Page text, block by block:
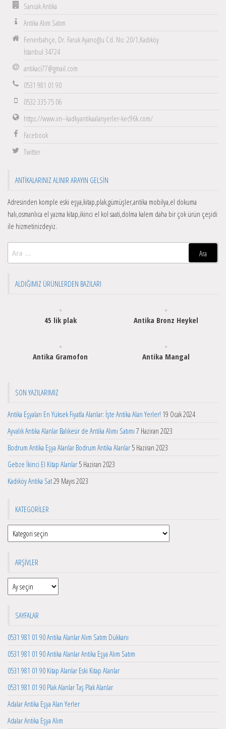
Sancak Antika
Antika Alım Satım
Fenerbahçe, Dr. Faruk Ayanoğlu Cd. No: 20/1,Kadıköy
İstanbul 34724
antikaci77@gmail.com
0531 981 01 90
0532 335 75 06
https://www.xn--kadkyantikaalanyerler-kec96k.com/
Facebook
Twitter
ANTIKALARINIZ ALINIR ARAYIN GELSIN
Adresinden komple eski eşya,kitap,plak,gümüşler,antika mobilya,el dokuma
halı,osmanlıca el yazma kitap,ikinci el kol saati,dolma kalem daha bir çok ürün çeşidi
ile hizmetinizdeyiz.
ALDIĞIMIZ ÜRÜNLERDEN BAZILARI
45 lik plak Antika Bronz Heykel
Antika Gramofon Antika Mangal
SON YAZILARIMIZ
Antika Eşyaları En Yüksek Fiyatla Alanlar: İşte Antika Alan Yerler! 19 Ocak 2024
Ayvalık Antika Alanlar Balıkesir de Antika Alımı Satımı 7 Haziran 2023
Bodrum Antika Eşya Alanlar Bodrum Antika Alanlar 5 Haziran 2023
Gebze İkinci El Kitap Alanlar 5 Haziran 2023
Kadıköy Antika Sat29 Mayıs 2023
KATEGORILER
Kategoriler
ARŞIVLER
Arşivler
SAYFALAR
0531 981 01 90 Antika Alanlar Alım Satım Dükkanı
0531 981 01 90 Antika Alanlar Antika Eşya Alım Satım
0531 981 01 90 Kitap Alanlar Eski Kitap Alanlar
0531 981 01 90 Plak Alanlar Taş Plak Alanlar
Adalar Antika Eşya Alan Yerler
Adalar Antika Eşya Alım